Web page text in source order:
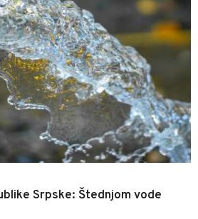
Srpske: Štednjom vode